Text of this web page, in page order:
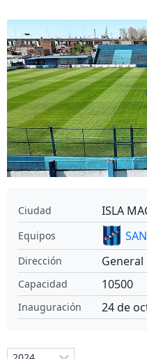
Ciudad ISLA
Equipos
Dirección General
Capacidad 10500
Inauguración 24 de